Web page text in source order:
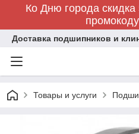
Ко Дню города скидка
Доставка подшипников и
Товары и услуги